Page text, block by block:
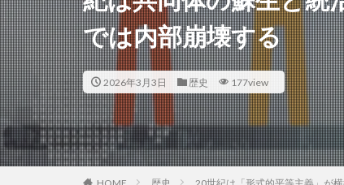
では内部崩壊する
2026年3月3日 歴史 177view
HOME 歴史 20世紀は「形式的平等主義」が